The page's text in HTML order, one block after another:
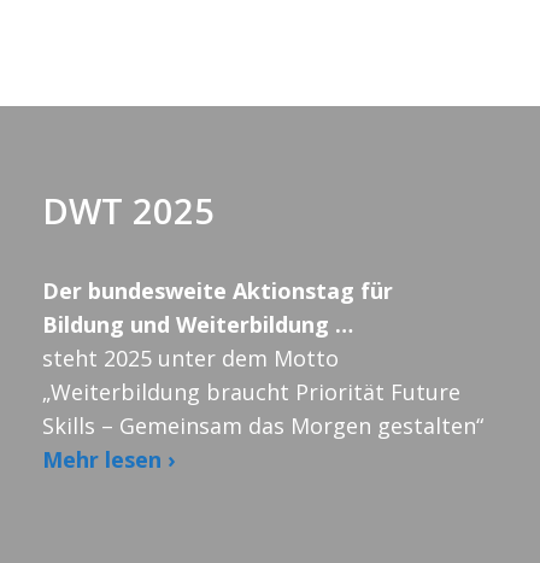
.
DWT 2025
Der bundesweite Aktionstag für
Bildung und Weiterbildung …
steht 2025 unter dem Motto
„Weiterbildung braucht Priorität Future
Skills – Gemeinsam das Morgen gestalten“
Mehr lesen ›